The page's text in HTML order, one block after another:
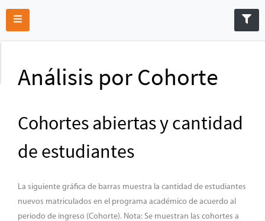
Análisis por Cohorte
Cohortes abiertas y cantidad
de estudiantes
La siguiente gráfica de barras muestra la cantidad de estudiantes
nuevos matriculados en el programa académico de acuerdo al
periodo de ingreso (Cohorte). Nota: Se muestran las cohortes a